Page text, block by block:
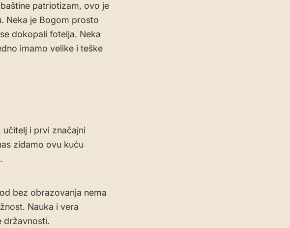
patriotizam, ovo je
Neka je Bogom prosto
dokopali fotelja. Neka
imamo velike i teške
i prvi značajni
zidamo ovu kuću
bez obrazovanja nema
Nauka i vera
državnosti.